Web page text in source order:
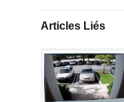
Articles Liés